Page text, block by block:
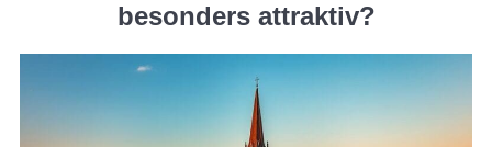
besonders attraktiv?